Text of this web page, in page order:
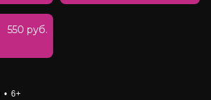
550 руб.
• 6+